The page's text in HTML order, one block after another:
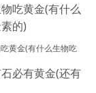
黄金(有什么生物吃